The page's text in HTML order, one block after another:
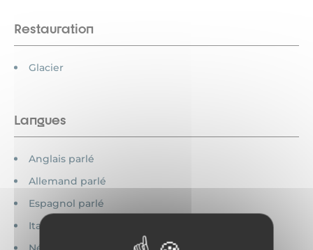
Restauration
Glacier
Langues
Anglais parlé
Allemand parlé
Espagnol parlé
Italien parlé